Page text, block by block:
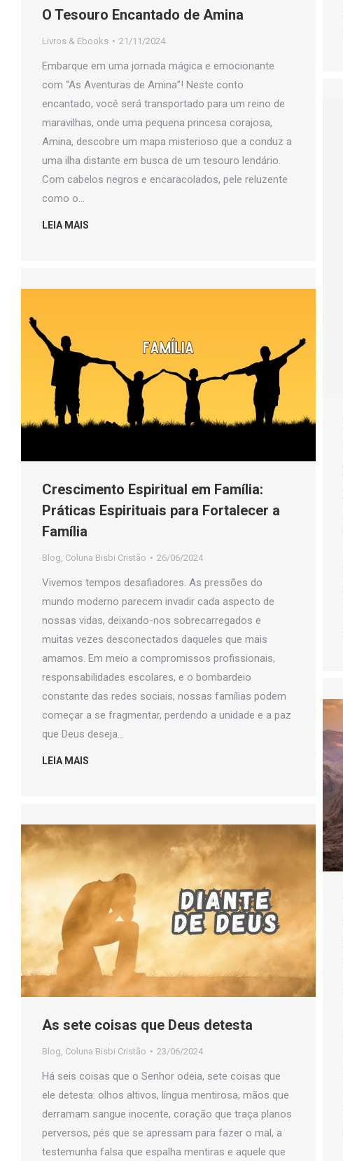
O Tesouro Encantado de Amina
Livros & Ebooks 21/11/2024
Embarque em uma jornada mágica e emocionante
com “As Aventuras de Amina”! Neste conto
encantado, você será transportado para um reino de
maravilhas, onde uma pequena princesa corajosa,
Amina, descobre um mapa misterioso que a conduz a
uma ilha distante em busca de um tesouro lendário.
Com cabelos negros e encaracolados, pele reluzente
como o…
LEIA MAIS
Crescimento Espiritual em Família:
Práticas Espirituais para Fortalecer a
Família
Blog Coluna Bisbi Cristão 26/06/2024
Vivemos tempos desafiadores. As pressões do
mundo moderno parecem invadir cada aspecto de
nossas vidas, deixando-nos sobrecarregados e
muitas vezes desconectados daqueles que mais
amamos. Em meio a compromissos profissionais,
responsabilidades escolares, e o bombardeio
constante das redes sociais, nossas famílias podem
começar a se fragmentar, perdendo a unidade e a paz
que Deus deseja…
LEIA MAIS
As sete coisas que Deus detesta
Blog Coluna Bisbi Cristão 23/06/2024
Há seis coisas que o Senhor odeia, sete coisas que
ele detesta: olhos altivos, língua mentirosa, mãos que
derramam sangue inocente, coração que traça planos
perversos, pés que se apressam para fazer o mal, a
testemunha falsa que espalha mentiras e aquele que